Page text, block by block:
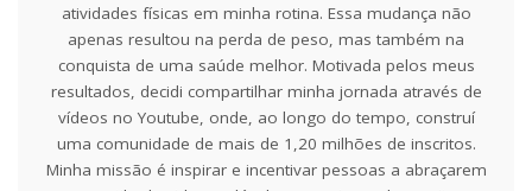
atividades físicas em minha rotina. Essa mudança não
apenas resultou na perda de peso, mas também na
conquista de uma saúde melhor. Motivada pelos meus
resultados, decidi compartilhar minha jornada através de
vídeos no Youtube, onde, ao longo do tempo, construí
uma comunidade de mais de 1,20 milhões de inscritos.
Minha missão é inspirar e incentivar pessoas a abraçarem